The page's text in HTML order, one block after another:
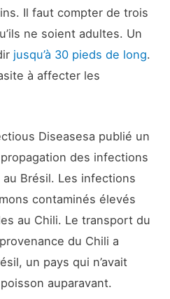
Il faut compter de trois
ne soient adultes. Un
jusqu’à 30 pieds de long.
à affecter les
Diseasesa publié un
des infections
Brésil. Les infections
contaminés élevés
au Chili. Le transport du
du Chili a
un pays qui n’avait
auparavant.